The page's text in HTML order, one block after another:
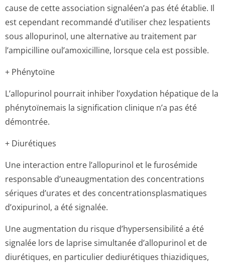
cause de cette association signaléen’a pas été établie. Il
est cependant recommandé d’utiliser chez lespatients
sous allopurinol, une alternative au traitement par
l’ampicilline oul’amoxicilline, lorsque cela est possible.
+ Phénytoïne
L’allopurinol pourrait inhiber l’oxydation hépatique de la
phénytoïnemais la signification clinique n’a pas été
démontrée.
+ Diurétiques
Une interaction entre l’allopurinol et le furosémide
responsable d’uneaugmentation des concentrations
sériques d’urates et des concentration­splasmatiques
d’oxipurinol, a été signalée.
Une augmentation du risque d’hypersensibilité a été
signalée lors de laprise simultanée d’allopurinol et de
diurétiques, en particulier dediurétiques thiazidiques,